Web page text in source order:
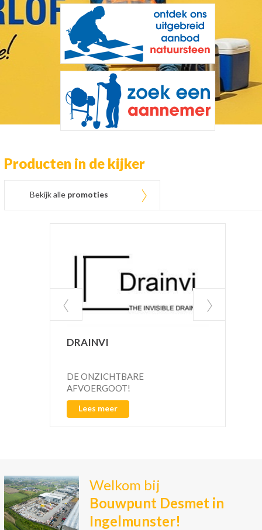
Producten in de kijker
Bekijk alle promoties
DRAINVI
DE ONZICHTBARE
AFVOERGOOT!
Lees meer
Welkom bij
Bouwpunt Desmet in
Ingelmunster!